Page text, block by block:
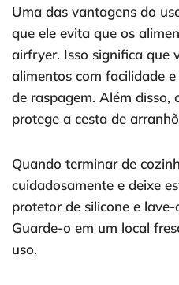
Uma das vantagens do
que ele evita que os
airfryer. Isso significa que
alimentos com facilidade
de raspagem. Além disso,
protege a cesta de
Quando terminar de
cuidadosamente e deixe
protetor de silicone e
Guarde-o em um local
uso.